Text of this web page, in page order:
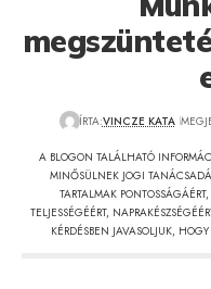
ÍRTA:VINCZE KATA
A BLOGON TALÁLHATÓ
MINŐSÜLNEK JOGI
TARTALMAK
TELJESSÉGÉÉRT,
KÉRDÉSBEN JAVASOLJUK,